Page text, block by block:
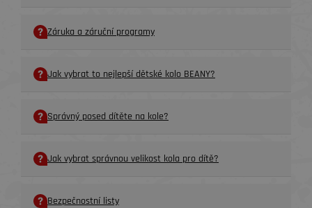
Záruka a záruční programy
Jak vybrat to nejlepší dětské kolo BEANY?
Správný posed dítěte na kole?
Jak vybrat správnou velikost kola pro dítě?
Bezpečnostní listy